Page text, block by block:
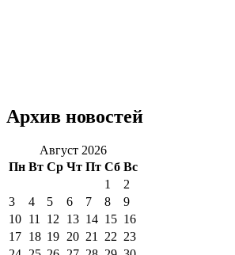
Архив новостей
Август 2026
Пн Вт Ср Чт Пт Сб Вс
1
2
3
4 5 6 7 8
9
10 11 12 13 14 15 16
17 18 19 20 21 22 23